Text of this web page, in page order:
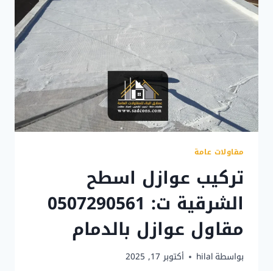
مقاولات عامة
تركيب عوازل اسطح
الشرقية ت: 0507290561
مقاول عوازل بالدمام
بواسطة hilal أكتوبر 17, 2025